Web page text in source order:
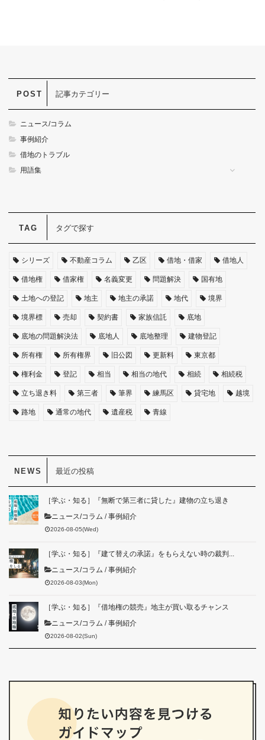
記事カテゴリー
ニュース/コラム
事例紹介
借地のトラブル
用語集
タグで探す
シリーズ 不動産コラム 乙区 借地・借家 借地人
借地権 借家権 名義変更 問題解決 国有地
土地への登記 地主 地主の承諾 地代 境界
境界標 売却 契約書 家族信託 底地
底地の問題解決法 底地人 底地整理 建物登記
所有権 所有権界 旧公図 更新料 東京都
権利金 登記 相当 相当の地代 相続 相続税
立ち退き料 第三者 筆界 練馬区 貸宅地 越境
路地 通常の地代 遺産税 青線
最近の投稿
［学ぶ・知る］『無断で第三者に貸した』建物の立ち退き
ニュース/コラム /事例紹介
2026-08-05(Wed)
［学ぶ・知る］『建て替えの承諾』をもらえない時の裁判...
ニュース/コラム /事例紹介
2026-08-03(Mon)
［学ぶ・知る］『借地権の競売』地主が買い取るチャンス
ニュース/コラム /事例紹介
2026-08-02(Sun)